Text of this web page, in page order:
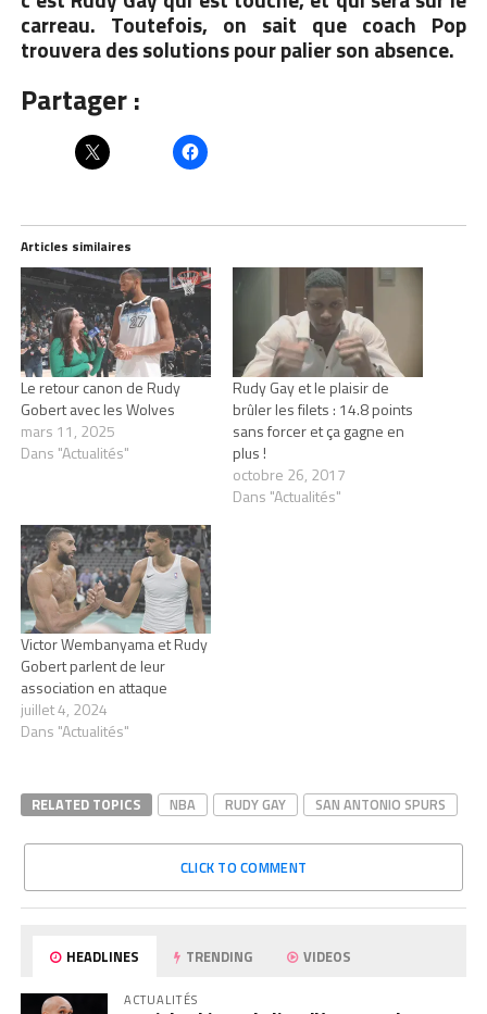
carreau. Toutefois, on sait que coach Pop
trouvera des solutions pour palier son absence.
Partager :
Articles similaires
Le retour canon de Rudy
Gobert avec les Wolves
mars 11, 2025
Dans "Actualités"
Rudy Gay et le plaisir de
brûler les filets : 14.8 points
sans forcer et ça gagne en
plus !
octobre 26, 2017
Dans "Actualités"
Victor Wembanyama et Rudy
Gobert parlent de leur
association en attaque
juillet 4, 2024
Dans "Actualités"
RELATED TOPICS NBA RUDY GAY SAN ANTONIO SPURS
CLICK TO COMMENT
HEADLINES TRENDING VIDEOS
ACTUALITÉS